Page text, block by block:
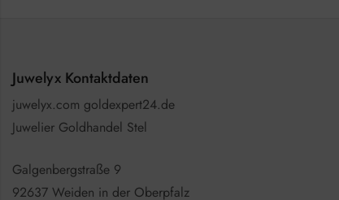
Juwelyx Kontaktdaten
juwelyx.com goldexpert24.de
Juwelier Goldhandel Stel
Galgenbergstraße 9
92637 Weiden in der Oberpfalz